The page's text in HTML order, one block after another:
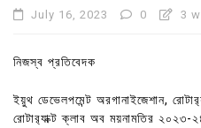
July 16, 2023 0 3
নিজস্ব প্রতিবেদক
ইয়ুথ ডেভেলপমেন্ট অরগানাইজেশান,
রোটার‍্যাক্ট ক্লাব অব ময়নামতির ২০২৩-২৪